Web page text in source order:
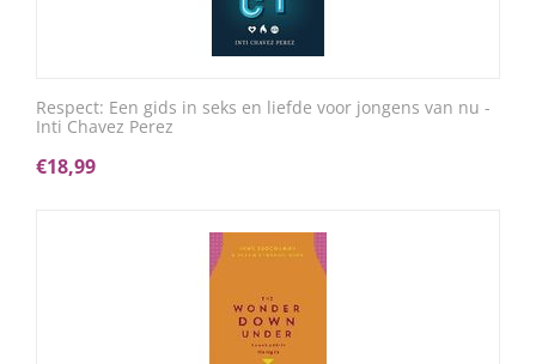
Respect: Een gids in seks en liefde voor jongens van nu -
Inti Chavez Perez
€18,99